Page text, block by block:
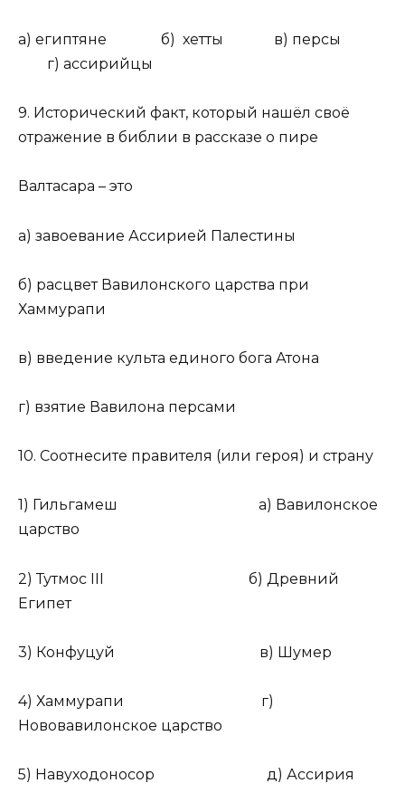
а) египтяне б) хетты в) персы
г) ассирийцы
9. Исторический факт, который нашёл своё
отражение в библии в рассказе о пире
Валтасара – это
а) завоевание Ассирией Палестины
б) расцвет Вавилонского царства при
Хаммурапи
в) введение культа единого бога Атона
г) взятие Вавилона персами
10. Соотнесите правителя (или героя) и страну
1) Гильгамеш а) Вавилонское
царство
2) Тутмос III б) Древний
Египет
3) Конфуцуй в) Шумер
4) Хаммурапи г)
Нововавилонское царство
5) Навуходоносор д) Ассирия